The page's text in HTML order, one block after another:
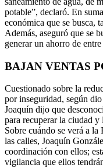
potable”, declaró. En
económica que se busca,
Además, aseguró que se
generar un ahorro de
BAJAN VENTAS
Cuestionado sobre la
por inseguridad, según
Joaquín dijo que
para recuperar la ciudad
Sobre cuándo se verá a
las calles, Joaquín
coordinación con ellos;
vigilancia que ellos